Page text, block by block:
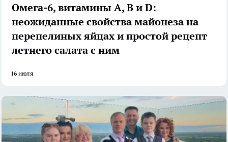
Омега-6, витамины А, В и D:
неожиданные свойства майонеза на
перепелиных яйцах и простой рецепт
летнего салата с ним
16 июля